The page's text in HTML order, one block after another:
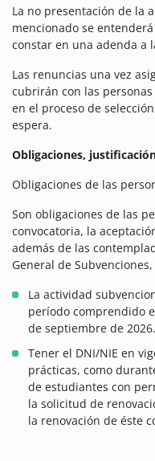
La no presentación de la
mencionado se
constar en una adenda a
Las renuncias una vez
cubrirán con las
en el proceso de
espera.
Obligaciones,
Obligaciones de las
Son obligaciones de las
convocatoria, la
además de las
General de
La actividad
período comprendido
de septiembre de 2026.
Tener el DNI/NIE en
prácticas, como
de estudiantes con
la solicitud de
la renovación de éste